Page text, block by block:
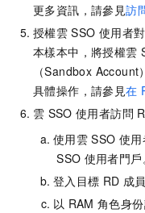
更多資訊，請參見訪
授權雲 SSO 使用者對
本樣本中，將授權雲
（Sandbox Account
具體操作，請參見在
雲 SSO 使用者訪問
使用雲 SSO 使
SSO 使用者門戶
登入目標 RD 成
以 RAM 角色身